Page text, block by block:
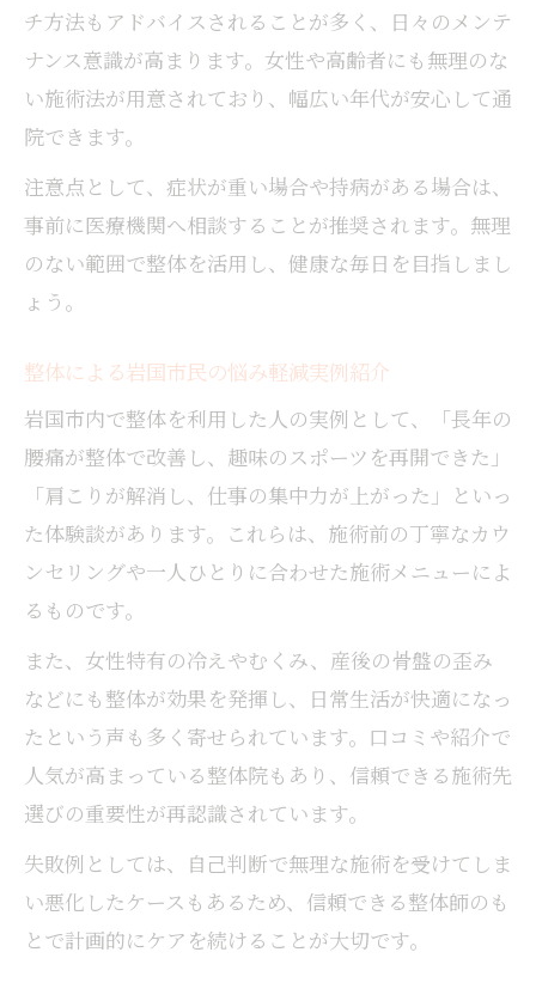
チ方法もアドバイスされることが多く、日々のメンテ
ナンス意識が高まります。女性や高齢者にも無理のな
い施術法が用意されており、幅広い年代が安心して通
院できます。
注意点として、症状が重い場合や持病がある場合は、
事前に医療機関へ相談することが推奨されます。無理
のない範囲で整体を活用し、健康な毎日を目指しまし
ょう。
整体による岩国市民の悩み軽減実例紹介
岩国市内で整体を利用した人の実例として、「長年の
腰痛が整体で改善し、趣味のスポーツを再開できた」
「肩こりが解消し、仕事の集中力が上がった」といっ
た体験談があります。これらは、施術前の丁寧なカウ
ンセリングや一人ひとりに合わせた施術メニューによ
るものです。
また、女性特有の冷えやむくみ、産後の骨盤の歪み
などにも整体が効果を発揮し、日常生活が快適になっ
たという声も多く寄せられています。口コミや紹介で
人気が高まっている整体院もあり、信頼できる施術先
選びの重要性が再認識されています。
失敗例としては、自己判断で無理な施術を受けてしま
い悪化したケースもあるため、信頼できる整体師のも
とで計画的にケアを続けることが大切です。